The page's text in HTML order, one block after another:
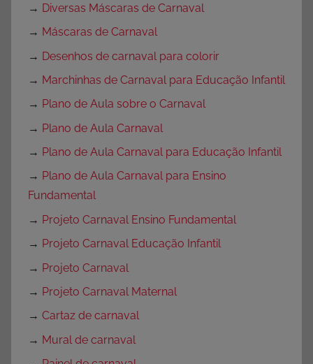
→ Diversas Máscaras de Carnaval
→ Máscaras de Carnaval
→ Desenhos de carnaval para colorir
→ Marchinhas de Carnaval para Educação Infantil
→ Plano de Aula sobre o Carnaval
→ Plano de Aula Carnaval
→ Plano de Aula Carnaval para Educação Infantil
→ Plano de Aula Carnaval para Ensino
Fundamental
→ Projeto Carnaval Ensino Fundamental
→ Projeto Carnaval Educação Infantil
→ Projeto Carnaval
→ Projeto Carnaval Maternal
→ Cartaz de carnaval
→ Mural de carnaval